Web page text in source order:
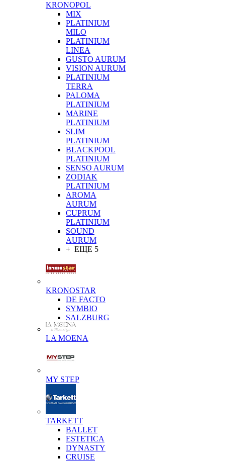
KRONOPOL
MIX
PLATINIUM
MILO
PLATINIUM
LINEA
GUSTO AURUM
VISION AURUM
PLATINIUM
TERRA
PALOMA
PLATINIUM
MARINE
PLATINIUM
SLIM
PLATINIUM
BLACKPOOL
PLATINIUM
SENSO AURUM
ZODIAK
PLATINIUM
AROMA
AURUM
CUPRUM
PLATINIUM
SOUND
AURUM
+ ЕЩЕ 5
KRONOSTAR
DE FACTO
SYMBIO
SALZBURG
LA MOENA
MY STEP
TARKETT
BALLET
ESTETICA
DYNASTY
CRUISE